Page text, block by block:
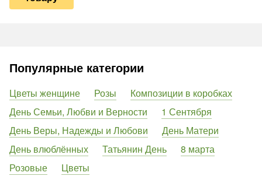
Популярные категории
Цветы женщине Розы
Композиции в коробках
День Семьи, Любви и Верности
1 Сентября
День Веры, Надежды и Любови
День Матери
День влюблённых
Татьянин День
8 марта
Розовые
Цветы